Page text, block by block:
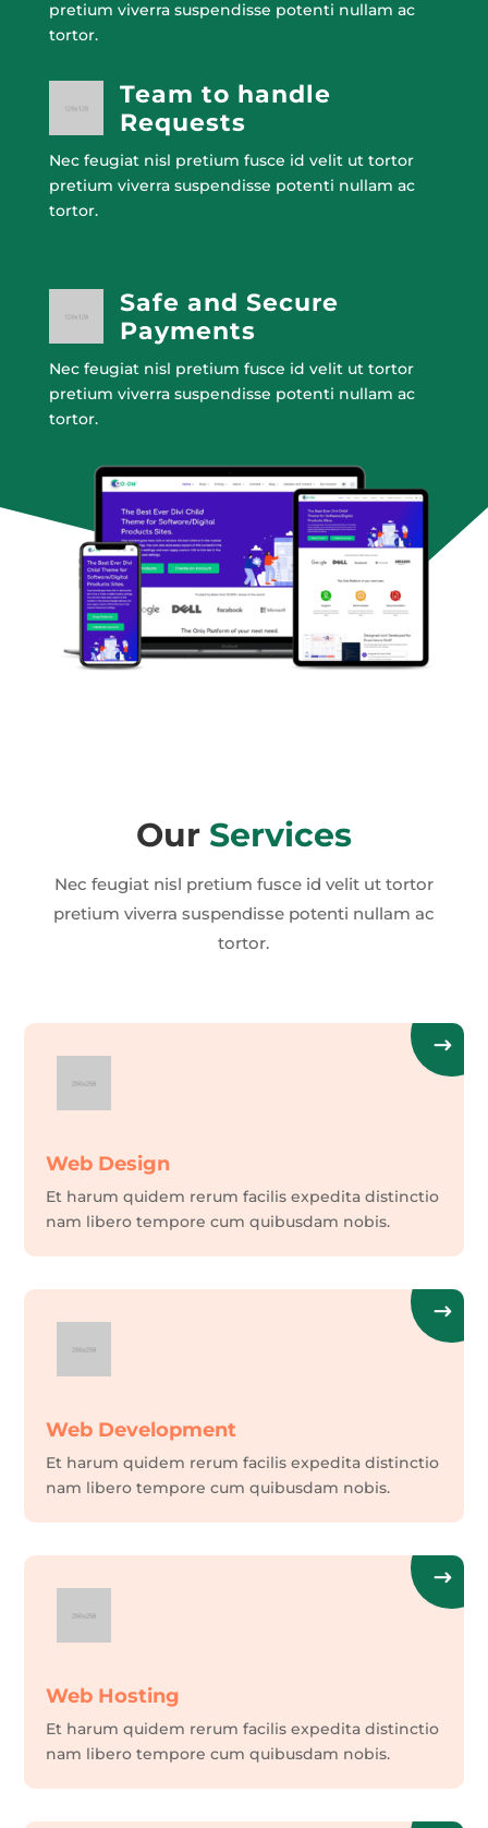
pretium viverra suspendisse potenti nullam ac
tortor.
Team to handle
Requests
Nec feugiat nisl pretium fusce id velit ut tortor
pretium viverra suspendisse potenti nullam ac
tortor.
Safe and Secure
Payments
Nec feugiat nisl pretium fusce id velit ut tortor
pretium viverra suspendisse potenti nullam ac
tortor.
Our Services
Nec feugiat nisl pretium fusce id velit ut tortor
pretium viverra suspendisse potenti nullam ac
tortor.
Web Design
Et harum quidem rerum facilis expedita distinctio
nam libero tempore cum quibusdam nobis.
Web Development
Et harum quidem rerum facilis expedita distinctio
nam libero tempore cum quibusdam nobis.
Web Hosting
Et harum quidem rerum facilis expedita distinctio
nam libero tempore cum quibusdam nobis.